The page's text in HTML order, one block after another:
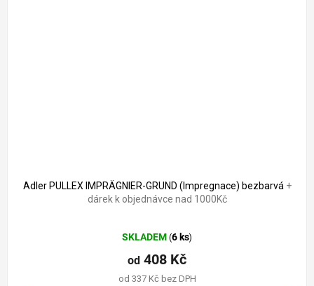
Adler PULLEX IMPRÄGNIER-GRUND (Impregnace) bezbarvá +
dárek k objednávce nad 1000Kč
hodnocení
produktu
je
5,0
SKLADEM (6 ks)
od 337 Kč bez DPH
od 408 Kč